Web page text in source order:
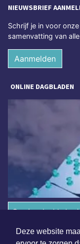
Deze website
NIEUWSBRIEF
Schrijf je in voor
samenvatting van
Aanmelden
ONLINE DAGBLADEN
Overige dagbladen
Algemene